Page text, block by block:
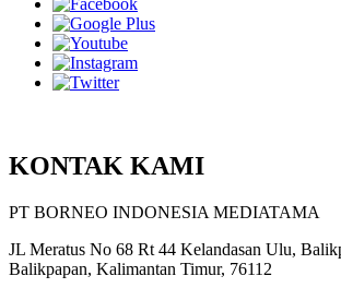
KONTAK KAMI
PT BORNEO INDONESIA MEDIATAMA
JL Meratus No 68 Rt 44 Kelandasan Ulu,
Balikpapan, Kalimantan Timur, 76112